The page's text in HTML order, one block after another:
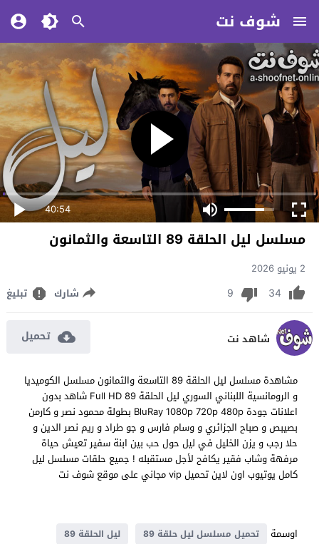
شوف نت
40:54
مسلسل ليل الحلقة 89 التاسعة والثمانون
2 يونيو 2026
34
9 شارك تبليغ
شاهد نت تحميل
مشاهدة مسلسل ليل الحلقة 89 التاسعة والثمانون مسلسل الكوميديا
و الرومانسية اللبناني السوري ليل الحلقة 89 Full HD شاهد بدون
اعلانات جودة BluRay 1080p 720p 480p بطولة محمود نصر و كارمن
بصيبص و صباح الجزائري و وسام فارس و جو طراد و ريم نصر الدين و
حلا رجب و يزن الخليل في ليل حول حب بين ابنة سفير تعيش حياة
مرفهة وشاب فقير يكافح لأجل مستقبله ! جميع حلقات مسلسل ليل
كامل يوتيوب اون لاين تحميل vip مجاني على موقع شوف نت
اوسمة تحميل مسلسل ليل حلقة 89
ليل الحلقة 89